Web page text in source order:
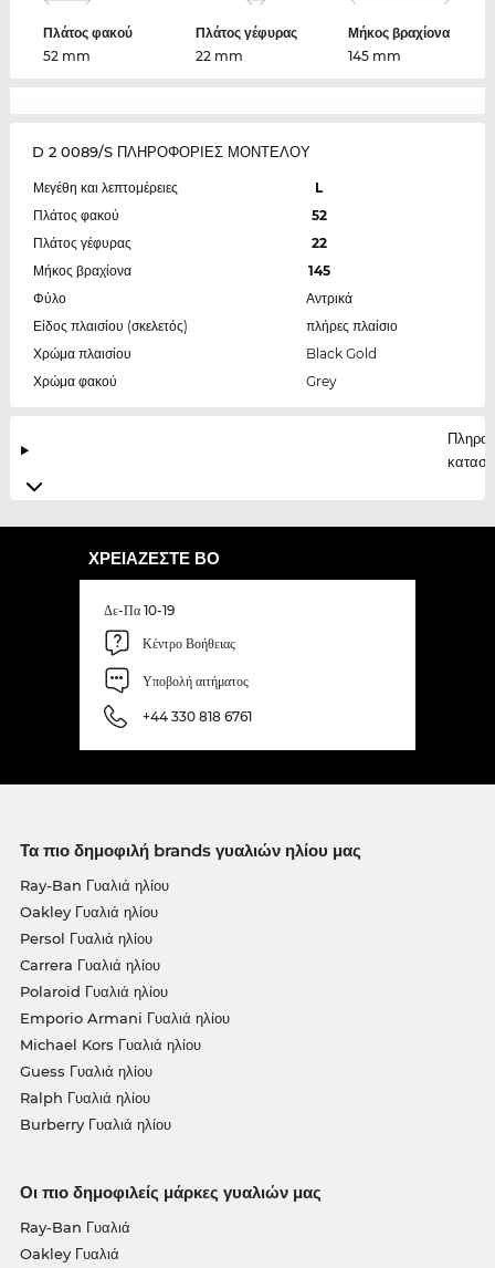
Πλάτος φακού
52 mm
Πλάτος γέφυρας
22 mm
Μήκος βραχίονα
145 mm
D 2 0089/S ΠΛΗΡΟΦΟΡΙΕΣ ΜΟΝΤΕΛΟΥ
Μεγέθη και λεπτομέρειες
L
Πλάτος φακού
52
Πλάτος γέφυρας
22
Μήκος βραχίονα
145
Φύλο
Αντρικά
Είδος πλαισίου (σκελετός)
πλήρες πλαίσιο
Χρώμα πλαισίου
Black Gold
Χρώμα φακού
Grey
ΧΡΕΙΆΖΕΣΤΕ ΒΟ
Δε-Πα 10-19
Κέντρο Βοήθειας
Υποβολή αιτήματος
+44 330 818 6761
Τα πιο δημοφιλή brands γυαλιών ηλίου μας
Ray-Ban Γυαλιά ηλίου
Oakley Γυαλιά ηλίου
Persol Γυαλιά ηλίου
Carrera Γυαλιά ηλίου
Polaroid Γυαλιά ηλίου
Emporio Armani Γυαλιά ηλίου
Michael Kors Γυαλιά ηλίου
Guess Γυαλιά ηλίου
Ralph Γυαλιά ηλίου
Burberry Γυαλιά ηλίου
Οι πιο δημοφιλείς μάρκες γυαλιών μας
Ray-Ban Γυαλιά
Oakley Γυαλιά